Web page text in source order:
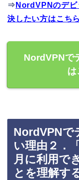
⇒ NordVPNのデビ
決したい方はこちら
NordVPNで
は
NordVPNで
い理由２．
月に利用で
とを理解す